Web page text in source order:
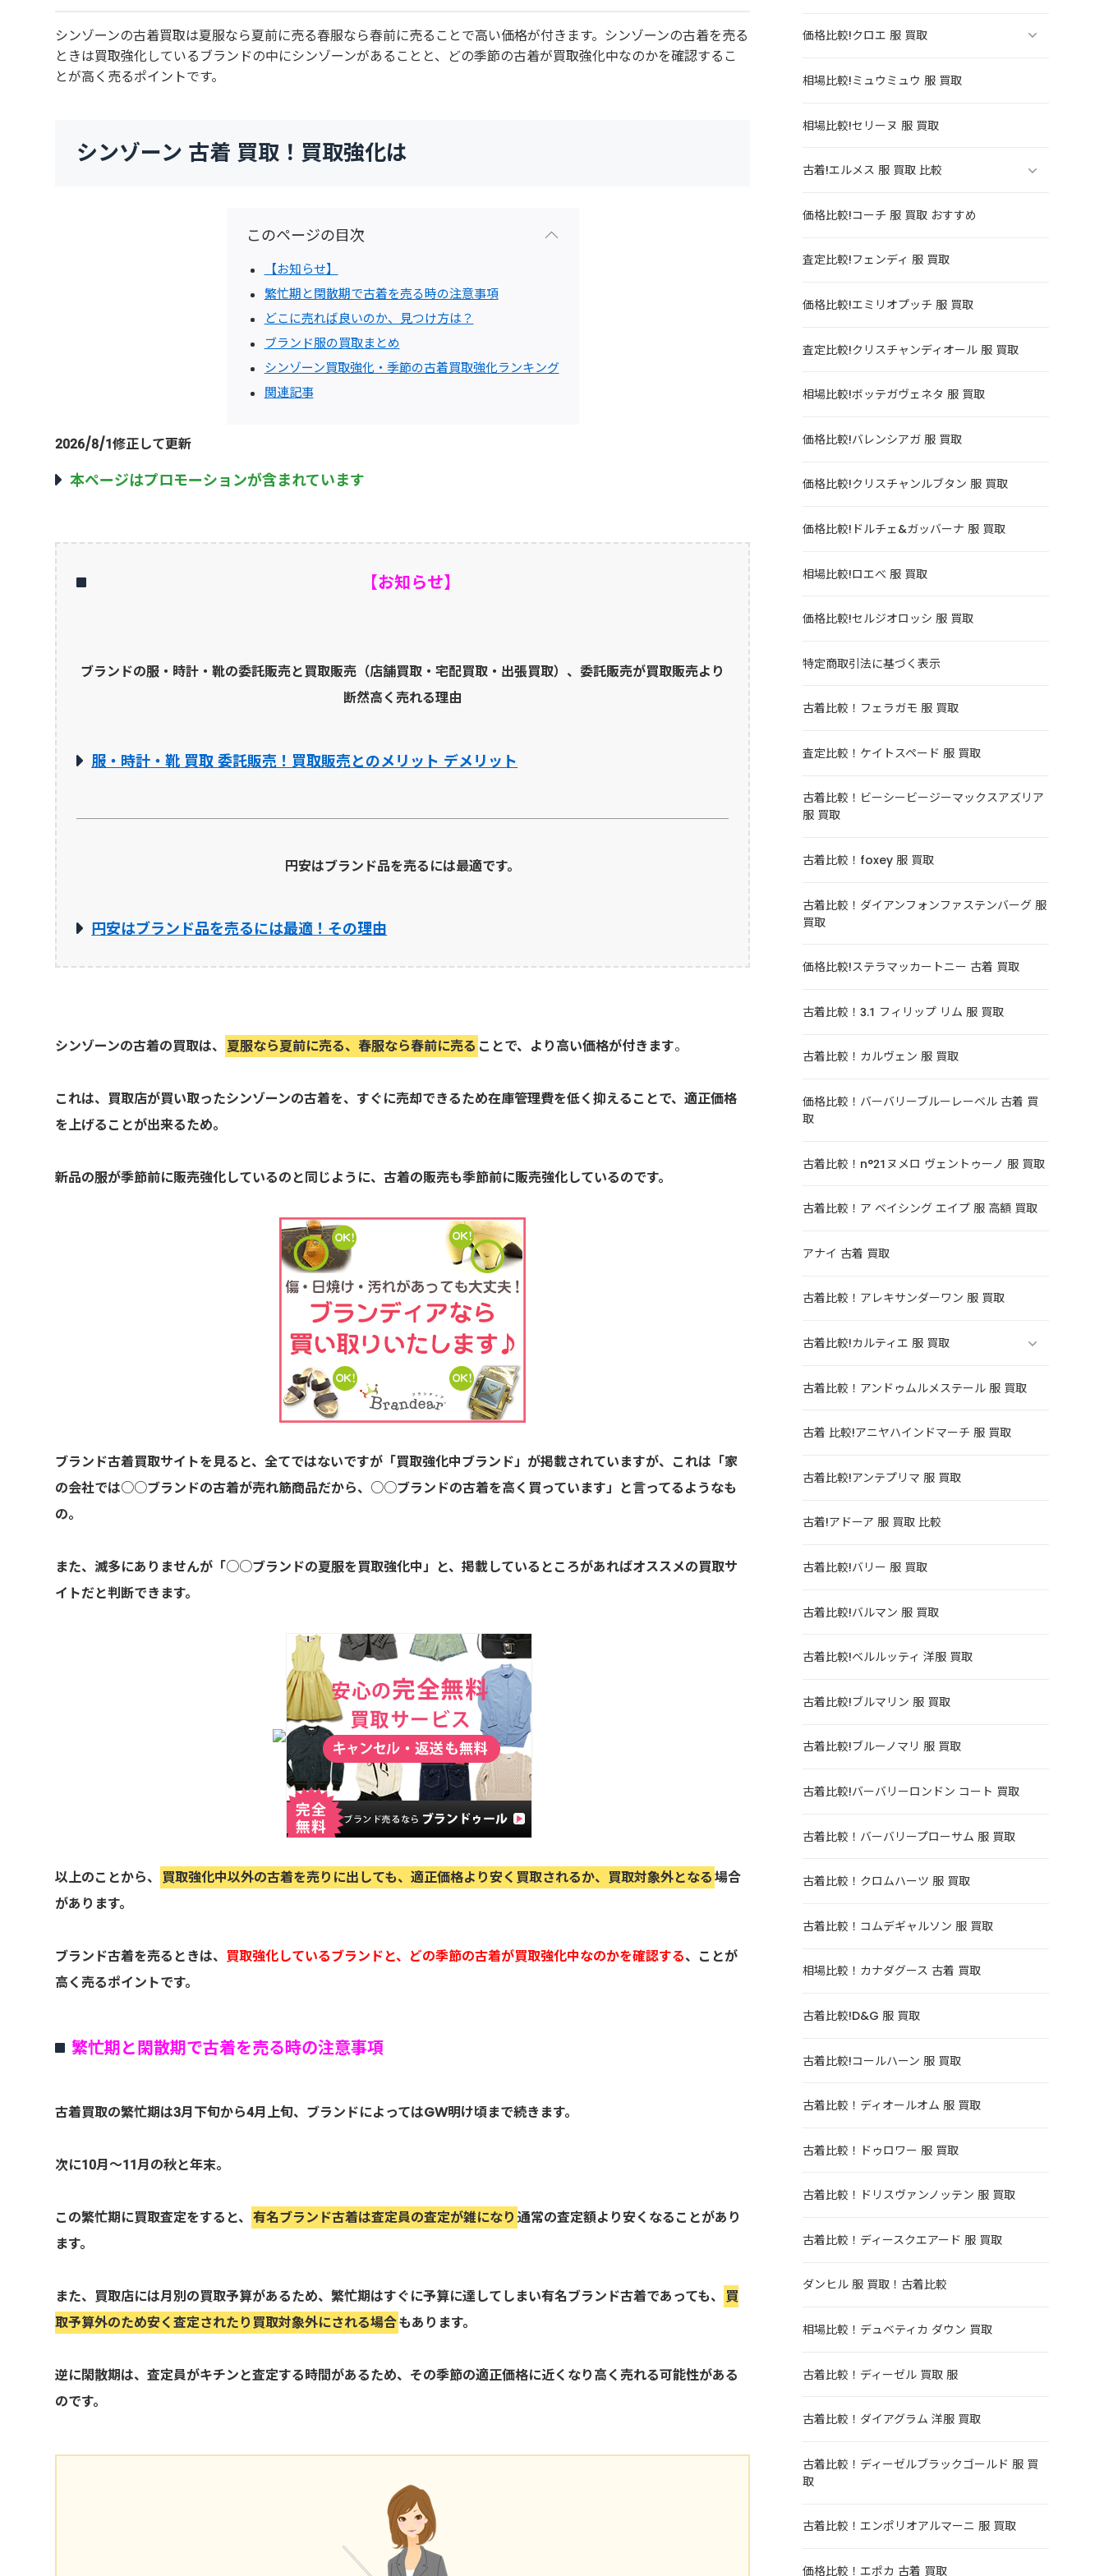
シンゾーンの古着買取は夏服なら夏前に売る春服なら春前に売ることで高い価格が付きます。シンゾーンの古着を売る
ときは買取強化しているブランドの中にシンゾーンがあることと、どの季節の古着が買取強化中なのかを確認するこ
とが高く売るポイントです。
シンゾーン 古着 買取！買取強化は
このページの目次
【お知らせ】
繁忙期と閑散期で古着を売る時の注意事項
どこに売れば良いのか、見つけ方は？
ブランド服の買取まとめ
シンゾーン買取強化・季節の古着買取強化ランキング
関連記事
2026/8/1修正して更新
本ページはプロモーションが含まれています
【お知らせ】
ブランドの服・時計・靴の委託販売と買取販売（店舗買取・宅配買取・出張買取）、委託販売が買取販売より
断然高く売れる理由
服・時計・靴 買取 委託販売！買取販売とのメリット デメリット
円安はブランド品を売るには最適です。
円安はブランド品を売るには最適！その理由
シンゾーンの古着の買取は、 夏服なら夏前に売る、春服なら春前に売る ことで、より高い価格が付きます。
これは、買取店が買い取ったシンゾーンの古着を、すぐに売却できるため在庫管理費を低く抑えることで、適正価格
を上げることが出来るため。
新品の服が季節前に販売強化しているのと同じように、古着の販売も季節前に販売強化しているのです。
ブランド古着買取サイトを見ると、全てではないですが「買取強化中ブランド」が掲載されていますが、これは「家
の会社では○○ブランドの古着が売れ筋商品だから、○○ブランドの古着を高く買っています」と言ってるようなも
の。
また、滅多にありませんが「○○ブランドの夏服を買取強化中」と、掲載しているところがあればオススメの買取サ
イトだと判断できます。
以上のことから、 買取強化中以外の古着を売りに出しても、適正価格より安く買取されるか、買取対象外となる場合
があります。
ブランド古着を売るときは、 買取強化しているブランドと、どの季節の古着が買取強化中なのかを確認する、ことが
高く売るポイントです。
繁忙期と閑散期で古着を売る時の注意事項
古着買取の繁忙期は3月下旬から4月上旬、ブランドによってはGW明け頃まで続きます。
次に10月～11月の秋と年末。
この繁忙期に買取査定をすると、 有名ブランド古着は査定員の査定が雑になり 通常の査定額より安くなることがあり
ます。
また、買取店には月別の買取予算があるため、繁忙期はすぐに予算に達してしまい有名ブランド古着であっても、 買
取予算外のため安く査定されたり買取対象外にされる場合もあります。
逆に閑散期は、査定員がキチンと査定する時間があるため、その季節の適正価格に近くなり高く売れる可能性がある
のです。
価格比較!クロエ 服 買取
相場比較!ミュウミュウ 服 買取
相場比較!セリーヌ 服 買取
古着!エルメス 服 買取 比較
価格比較!コーチ 服 買取 おすすめ
査定比較!フェンディ 服 買取
価格比較!エミリオプッチ 服 買取
査定比較!クリスチャンディオール 服 買取
相場比較!ボッテガヴェネタ 服 買取
価格比較!バレンシアガ 服 買取
価格比較!クリスチャンルブタン 服 買取
価格比較!ドルチェ&ガッバーナ 服 買取
相場比較!ロエべ 服 買取
価格比較!セルジオロッシ 服 買取
特定商取引法に基づく表示
古着比較！フェラガモ 服 買取
査定比較！ケイトスペード 服 買取
古着比較！ビーシービージーマックスアズリア
服 買取
古着比較！foxey 服 買取
古着比較！ダイアンフォンファステンバーグ 服
買取
価格比較!ステラマッカートニー 古着 買取
古着比較！3.1 フィリップ リム 服 買取
古着比較！カルヴェン 服 買取
価格比較！バーバリーブルーレーベル 古着 買
取
古着比較！n°21ヌメロ ヴェントゥーノ 服 買取
古着比較！ア ベイシング エイプ 服 高額 買取
アナイ 古着 買取
古着比較！アレキサンダーワン 服 買取
古着比較!カルティエ 服 買取
古着比較！アンドゥムルメステール 服 買取
古着 比較!アニヤハインドマーチ 服 買取
古着比較!アンテプリマ 服 買取
古着!アドーア 服 買取 比較
古着比較!バリー 服 買取
古着比較!バルマン 服 買取
古着比較!ベルルッティ 洋服 買取
古着比較!ブルマリン 服 買取
古着比較!ブルーノマリ 服 買取
古着比較!バーバリーロンドン コート 買取
古着比較！バーバリープローサム 服 買取
古着比較！クロムハーツ 服 買取
古着比較！コムデギャルソン 服 買取
相場比較！カナダグース 古着 買取
古着比較!D&G 服 買取
古着比較!コールハーン 服 買取
古着比較！ディオールオム 服 買取
古着比較！ドゥロワー 服 買取
古着比較！ドリスヴァンノッテン 服 買取
古着比較！ディースクエアード 服 買取
ダンヒル 服 買取！古着比較
相場比較！デュベティカ ダウン 買取
古着比較！ディーゼル 買取 服
古着比較！ダイアグラム 洋服 買取
古着比較！ディーゼルブラックゴールド 服 買
取
古着比較！エンポリオアルマーニ 服 買取
価格比較！エポカ 古着 買取